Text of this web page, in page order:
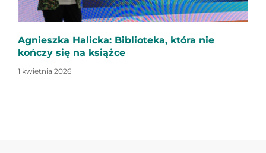
Agnieszka Halicka: Biblioteka, która nie
kończy się na książce
1 kwietnia 2026